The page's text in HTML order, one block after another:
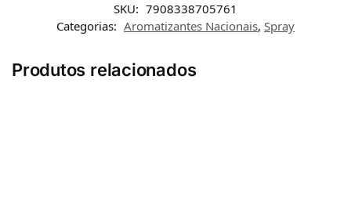
SKU: 7908338705761
Categorias: Aromatizantes Nacionais, Spray
Produtos relacionados